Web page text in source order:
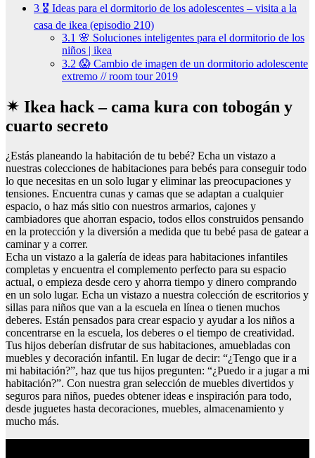
3 🎖 Ideas para el dormitorio de los adolescentes – visita a la
casa de ikea (episodio 210)
3.1 🌸 Soluciones inteligentes para el dormitorio de los
niños | ikea
3.2 😱 Cambio de imagen de un dormitorio adolescente
extremo // room tour 2019
✴ Ikea hack – cama kura con tobogán y
cuarto secreto
¿Estás planeando la habitación de tu bebé? Echa un vistazo a
nuestras colecciones de habitaciones para bebés para conseguir todo
lo que necesitas en un solo lugar y eliminar las preocupaciones y
tensiones. Encuentra cunas y camas que se adaptan a cualquier
espacio, o haz más sitio con nuestros armarios, cajones y
cambiadores que ahorran espacio, todos ellos construidos pensando
en la protección y la diversión a medida que tu bebé pasa de gatear a
caminar y a correr.
Echa un vistazo a la galería de ideas para habitaciones infantiles
completas y encuentra el complemento perfecto para su espacio
actual, o empieza desde cero y ahorra tiempo y dinero comprando
en un solo lugar. Echa un vistazo a nuestra colección de escritorios y
sillas para niños que van a la escuela en línea o tienen muchos
deberes. Están pensados para crear espacio y ayudar a los niños a
concentrarse en la escuela, los deberes o el tiempo de creatividad.
Tus hijos deberían disfrutar de sus habitaciones, amuebladas con
muebles y decoración infantil. En lugar de decir: “¿Tengo que ir a
mi habitación?”, haz que tus hijos pregunten: “¿Puedo ir a jugar a mi
habitación?”. Con nuestra gran selección de muebles divertidos y
seguros para niños, puedes obtener ideas e inspiración para todo,
desde juguetes hasta decoraciones, muebles, almacenamiento y
mucho más.